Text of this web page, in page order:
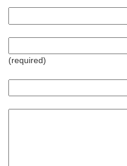
(required)